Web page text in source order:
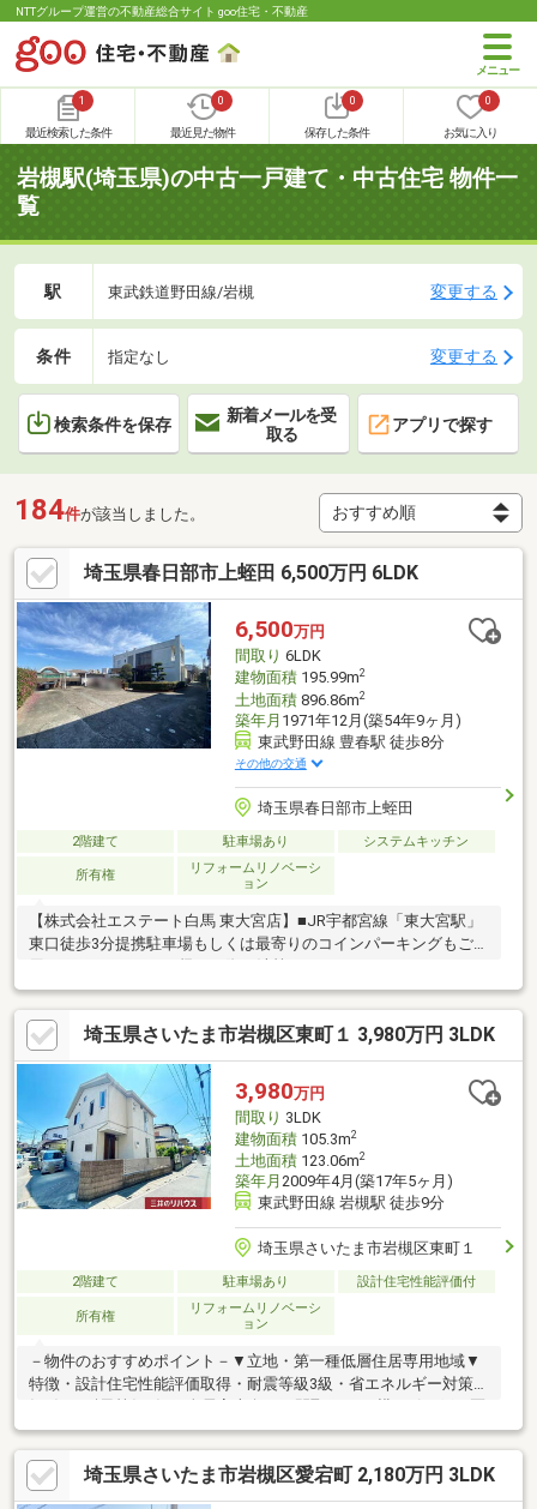
NTTグループ運営の不動産総合サイト goo住宅・不動産
1
最近検索した条件
0
最近見た物件
0
保存した条件
0
お気に入り
岩槻駅(埼玉県)の中古一戸建て・中古住宅 物件一
覧
駅 東武鉄道野田線/岩槻 変更する
条件 指定なし 変更する
検索条件を保存
新着メールを受
取る
アプリで探す
184件が該当しました。
埼玉県春日部市上蛭田 6,500万円 6LDK
6,500万円
間取り 6LDK
建物面積195.99m2
土地面積896.86m2
築年月 1971年12月(築54年9ヶ月)
東武野田線 豊春駅 徒歩8分
その他の交通
埼玉県春日部市上蛭田
2階建て 駐車場あり システムキッチン
所有権
リフォームリノベーシ
ョン
【株式会社エステート白馬 東大宮店】■JR宇都宮線「東大宮駅」
東口徒歩3分提携駐車場もしくは最寄りのコインパーキングもご利
■SUUMO住みたい町ランキング上位の大宮も勿論のこと、周辺各
沿線の物件情報を豊富に取り揃えております。■提携FPへの無料
個別相談サービス社外の中立的なファイナンシャルプランナーと
無料相談が可能。住宅ローンのみならず、各種保険、老後や学費
等も含めたライフシミュレーションをご提案します。■一括住宅
ローン審査サービスご記入不要、タブレットに入力するだけで同
時に複数行の住宅ローン審査が可能です。
埼玉県さいたま市岩槻区東町１ 3,980万円 3LDK
3,980万円
間取り 3LDK
建物面積105.3m2
土地面積123.06m2
築年月 2009年4月(築17年5ヶ月)
東武野田線 岩槻駅 徒歩9分
埼玉県さいたま市岩槻区東町１
2階建て 駐車場あり 設計住宅性能評価付
所有権
リフォームリノベーシ
ョン
－物件のおすすめポイント－▼立地・第一種低層住居専用地域▼
特徴・設計住宅性能評価取得・耐震等級3級・省エネルギー対策等
切れる畳コーナー有・家族との会話が弾む対面式キッチン・1階は
天井高2.5m・小屋裏収納やWIC等、収納豊富・外壁パネルにエコ
ルデックウォールを採用▼2026年8月リフォーム内容【交換】キ
ッチン水栓、ガスコンロ、トイレ(各階)、洗面台【その他】畳表
埼玉県さいたま市岩槻区愛宕町 2,180万円 3LDK